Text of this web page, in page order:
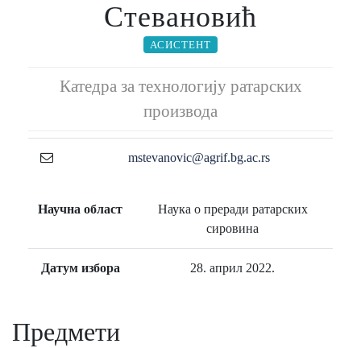
Стевановић
АСИСТЕНТ
Катедра за технологију ратарских
производа
mstevanovic@agrif.bg.ac.rs
Научна област
Наука о преради ратарских
сировина
Датум избора 28. април 2022.
Предмети